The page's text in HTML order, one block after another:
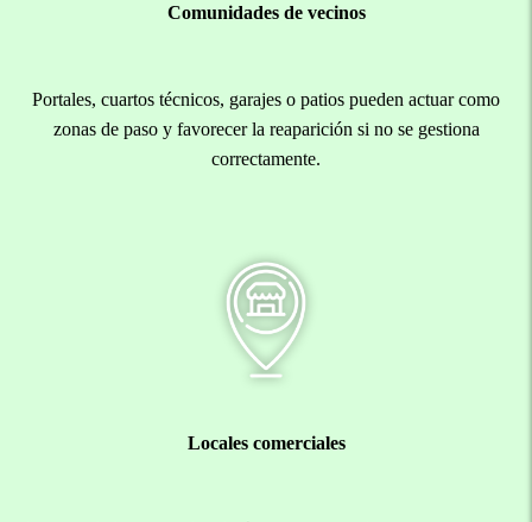
Comunidades de vecinos
Portales, cuartos técnicos, garajes o patios pueden actuar como
zonas de paso y favorecer la reaparición si no se gestiona
correctamente.
Locales comerciales